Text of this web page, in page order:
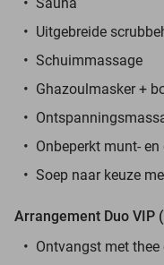
Uitgebreide
Schuimmassage
Ghazoulmasker +
Onbeperkt munt-
Soep naar keuze
Arrangement Duo VIP
Ontvangst met thee